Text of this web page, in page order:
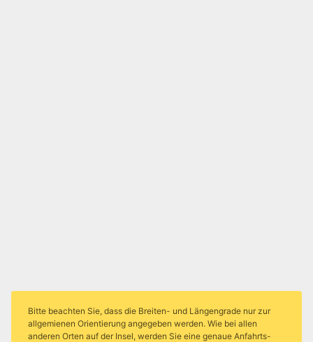
Bitte beachten Sie, dass die Breiten- und Längengrade nur zur
allgemienen Orientierung angegeben werden. Wie bei allen
anderen Orten auf der Insel, werden Sie eine genaue Anfahrts-